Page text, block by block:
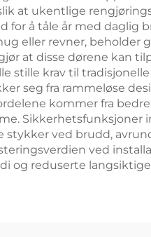
at ukentlige
for å tåle år med daglig
eller revner,
at disse dørene kan
stille krav til
seg fra rammeløse
kommer fra
stykker ved brudd,
ved
og reduserte